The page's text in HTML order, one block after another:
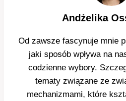
Andżelika
Od zawsze fascynuje mnie
jaki sposób wpływa na
codzienne wybory.
tematy związane ze
mechanizmami, które